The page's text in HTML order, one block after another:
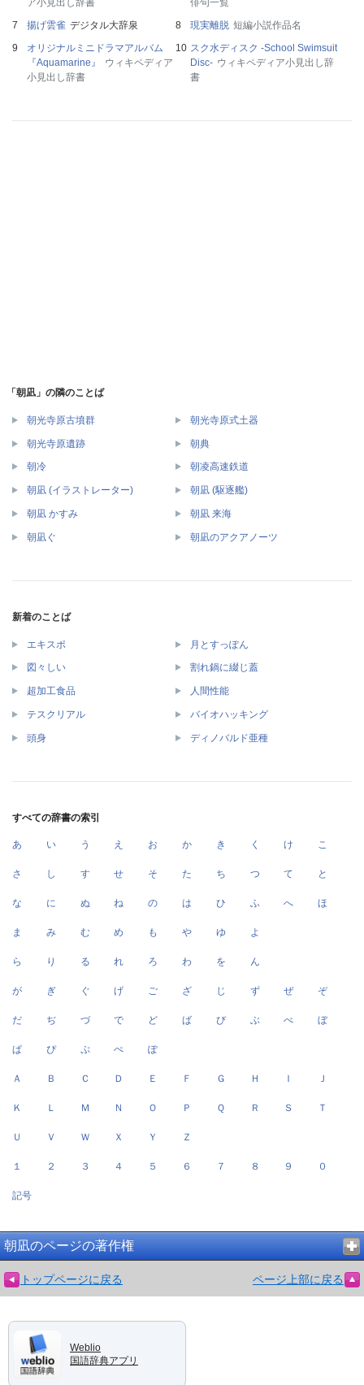
ア小見出し辞書
俳句一覧
揚げ雲雀 デジタル大辞泉 現実離脱 短編小説作品名
オリジナルミニドラマアルバム
『Aquamarine』
ウィキペディア
小見出し辞書
スク水ディスク -School Swimsuit
Disc- ウィキペディア小見出し辞
書
「朝凪」の隣のことば
朝光寺原古墳群 朝光寺原式土器
朝光寺原遺跡 朝典
朝冷 朝凌高速鉄道
朝凪 (イラストレーター) 朝凪 (駆逐艦)
朝凪 かすみ 朝凪 来海
朝凪ぐ 朝凪のアクアノーツ
新着のことば
エキスポ 月とすっぽん
図々しい 割れ鍋に綴じ蓋
超加工食品 人間性能
テスクリアル バイオハッキング
頭身 ディノバルド亜種
すべての辞書の索引
あ い う え お か き く け こ
さ し す せ そ た ち つ て と
な に ぬ ね の は ひ ふ へ ほ
ま み む め も や ゆ よ
ら り る れ ろ わ を ん
が ぎ ぐ げ ご ざ じ ず ぜ ぞ
だ ぢ づ で ど ば び ぶ べ ぼ
ぱ ぴ ぷ ぺ ぽ
Ａ Ｂ Ｃ Ｄ Ｅ Ｆ Ｇ Ｈ Ｉ Ｊ
Ｋ Ｌ Ｍ Ｎ Ｏ Ｐ Ｑ Ｒ Ｓ Ｔ
Ｕ Ｖ Ｗ Ｘ Ｙ Ｚ
１ ２ ３ ４ ５ ６ ７ ８ ９ ０
記号
朝凪のページの著作権
トップページに戻る ページ上部に戻る
Weblio
国語辞典アプリ